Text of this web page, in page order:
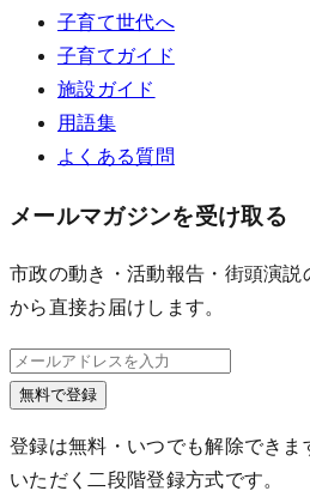
子育て世代へ
子育てガイド
施設ガイド
用語集
よくある質問
メールマガジンを受け取る
市政の動き・活動報告・街頭演説
から直接お届けします。
無料で登録
登録は無料・いつでも解除でき
いただく二段階登録方式です。